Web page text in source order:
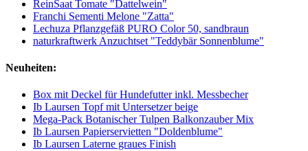
ReinSaat Tomate "Dattelwein"
Franchi Sementi Melone "Zatta"
Lechuza Pflanzgefäß PURO Color 50, sandbraun
naturkraftwerk Anzuchtset "Teddybär Sonnenblume"
Neuheiten:
Box mit Deckel für Hundefutter inkl. Messbecher
Ib Laursen Topf mit Untersetzer beige
Mega-Pack Botanischer Tulpen Balkonzauber Mix
Ib Laursen Papierservietten "Doldenblume"
Ib Laursen Laterne graues Finish